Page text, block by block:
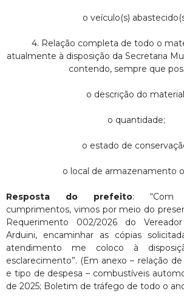
o veículo(s)
4. Relação completa de todo o
atualmente à disposição da Secretaria
contendo, sempre que
o descrição do
o quantidade;
o estado de
o local de armazenamento
Resposta do prefeito: “Com
cumprimentos, vimos por meio do
Requerimento 002/2026 do
Arduini, encaminhar as cópias
atendimento me coloco à
esclarecimento”. (Em anexo – relação
e tipo de despesa – combustíveis
de 2025; Boletim de tráfego de todo o